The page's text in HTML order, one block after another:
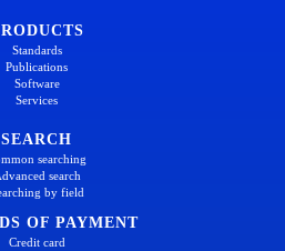
Standards
Publications
Software
Services
SEARCH
searching
search
by field
OF PAYMENT
Credit card